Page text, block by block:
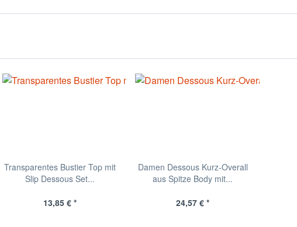
Transparentes Bustier Top mit
Slip Dessous Set...
13,85 € *
Damen Dessous Kurz-Overall
aus Spitze Body mit...
24,57 € *